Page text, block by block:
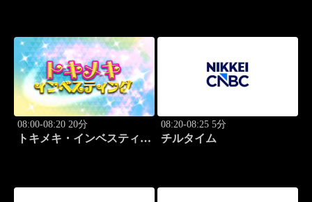
08:00-08:20 20分
トキメキ・インベスティン
08:20-08:25 5分
チルタイム